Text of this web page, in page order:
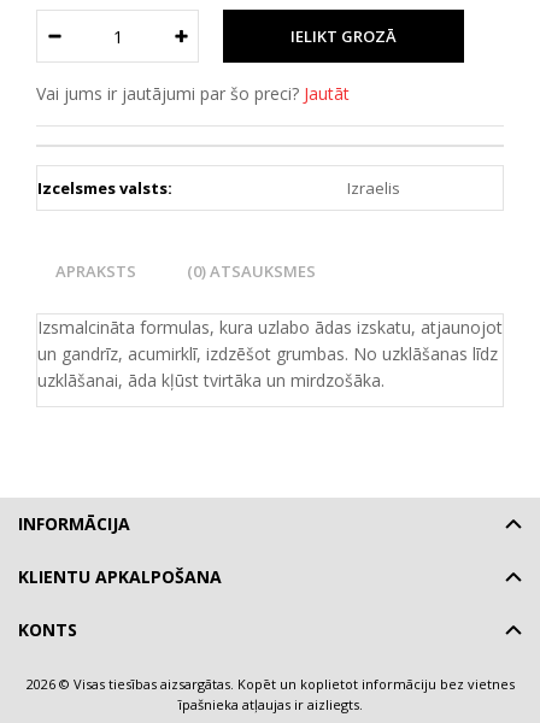
Vai jums ir jautājumi par šo preci? Jautāt
Izcelsmes valsts: Izraelis
APRAKSTS (0) ATSAUKSMES
Izsmalcināta formulas, kura uzlabo ādas izskatu, atjaunojot
un gandrīz, acumirklī, izdzēšot grumbas. No uzklāšanas līdz
uzklāšanai, āda kļūst tvirtāka un mirdzošāka.
INFORMĀCIJA
KLIENTU APKALPOŠANA
KONTS
2026 © Visas tiesības aizsargātas. Kopēt un koplietot informāciju bez vietnes
īpašnieka atļaujas ir aizliegts.